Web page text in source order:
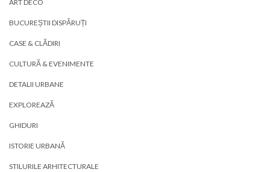
ART DECO
BUCUREȘTII DISPĂRUȚI
CASE & CLĂDIRI
CULTURĂ & EVENIMENTE
DETALII URBANE
EXPLOREAZĂ
GHIDURI
ISTORIE URBANĂ
STILURILE ARHITECTURALE